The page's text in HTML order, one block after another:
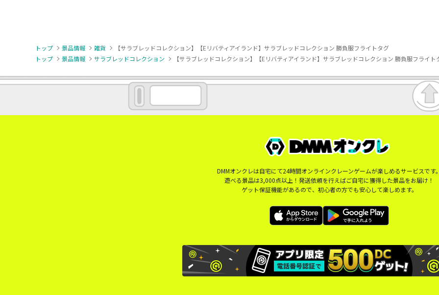
トップ 景品情報 雑貨
【サラブレッドコレクション】【Eリバティアイランド】サラブレッドコレクション 勝負服フライトタグ
トップ
景品情報 サラブレッドコレクション 【サラブレッドコレクション】【Eリバティアイランド】サラブレッドコレクション 勝負服フライト
DMMオンクレは自宅にて24時間オンラインクレーンゲームが楽しめるサービスです
遊べる景品は3,000点以上！発送依頼を行えばご自宅に獲得した景品をお届け！
ゲット保証機能があるので、初心者の方でも安心して楽しめます。